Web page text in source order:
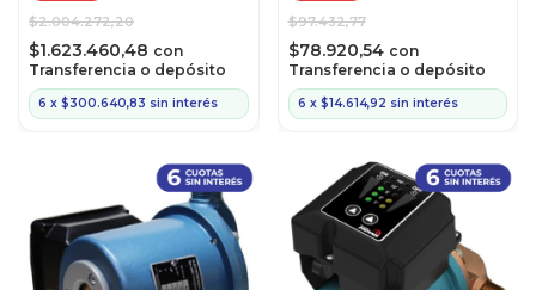
$2.004.272,20
$1.623.460,48 con
Transferencia o depósito
6 x $300.640,83 sin interés
$97.432,77
$78.920,54 con
Transferencia o depósito
6 x $14.614,92 sin interés